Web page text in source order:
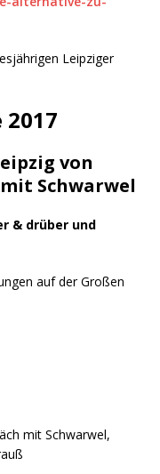
Leipziger
von
Schwarwel
& drüber und
auf der Großen
mit Schwarwel,